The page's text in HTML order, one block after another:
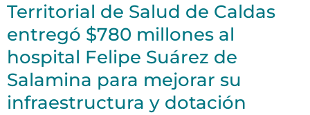
Territorial de Salud de Caldas
entregó $780 millones al
hospital Felipe Suárez de
Salamina para mejorar su
infraestructura y dotación